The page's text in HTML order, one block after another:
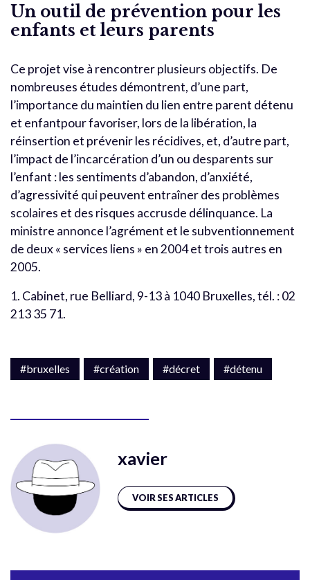
Un outil de prévention pour les
enfants et leurs parents
Ce projet vise à rencontrer plusieurs objectifs. De
nombreuses études démontrent, d’une part,
l’importance du maintien du lien entre parent détenu
et enfantpour favoriser, lors de la libération, la
réinsertion et prévenir les récidives, et, d’autre part,
l’impact de l’incarcération d’un ou desparents sur
l’enfant : les sentiments d’abandon, d’anxiété,
d’agressivité qui peuvent entraîner des problèmes
scolaires et des risques accrusde délinquance. La
ministre annonce l’agrément et le subventionnement
de deux « services liens » en 2004 et trois autres en
2005.
1. Cabinet, rue Belliard, 9-13 à 1040 Bruxelles, tél. : 02
213 35 71.
#bruxelles #création #décret #détenu
xavier
VOIR SES ARTICLES